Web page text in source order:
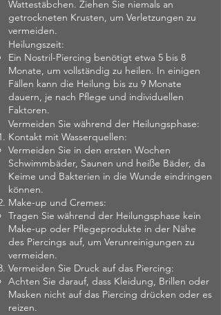
Wattestäbchen. Ziehen Sie niemals an
getrockneten Krusten, um Verletzungen zu
vermeiden.
Heilungszeit:
Ein Nostril-Piercing benötigt etwa 5 bis 8
Monate, um vollständig zu heilen. In einigen
Fällen kann die Heilung bis zu 9 Monate
dauern, je nach Pflege und individuellen
Faktoren.
Vermeiden Sie während der Heilungsphase:
Kontakt mit Wasserquellen:
Vermeiden Sie in den ersten Wochen
Schwimmbäder, Saunen und heiße Bäder, da
Keime und Bakterien in die Wunde eindringen
können.
Make-up und Cremes:
Tragen Sie während der Heilungsphase kein
Make-up oder Pflegeprodukte in der Nähe
des Piercings auf, um Verunreinigungen zu
vermeiden.
Vermeiden Sie Druck auf das Piercing:
Achten Sie darauf, dass Kleidung, Brillen oder
Masken nicht auf das Piercing drücken oder es
reizen.